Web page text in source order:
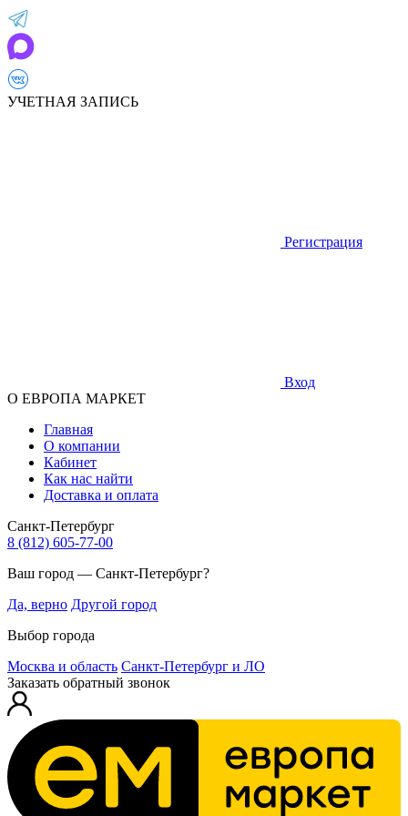
УЧЕТНАЯ ЗАПИСЬ
Регистрация
Вход
О ЕВРОПА МАРКЕТ
Главная
О компании
Кабинет
Как нас найти
Доставка и оплата
Санкт-Петербург
8 (812) 605-77-00
Ваш город — Санкт-Петербург?
Да, верно Другой город
Выбор города
Москва и область Санкт-Петербург и ЛО
Заказать обратный звонок